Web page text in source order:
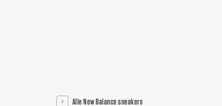
Alle New Balance sneakers